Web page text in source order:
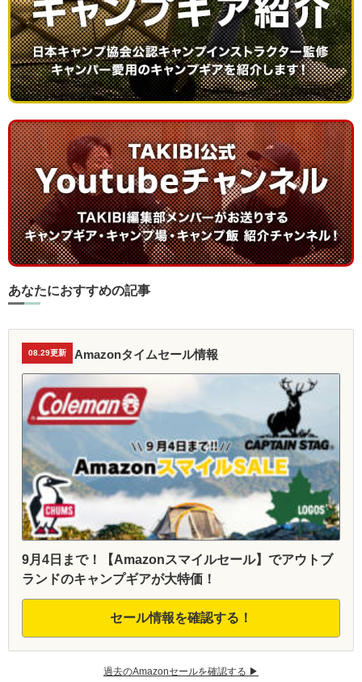
あなたにおすすめの記事
08.29更新 Amazonタイムセール情報
9月4日まで！【Amazonスマイルセール】でアウトブ
ランドのキャンプギアが大特価！
セール情報を確認する！
過去のAmazonセールを確認する ▶︎